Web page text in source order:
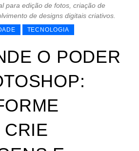
para edição de fotos, criação de
de designs digitais criativos.
TECNOLOGIA
O PODER
CRIE